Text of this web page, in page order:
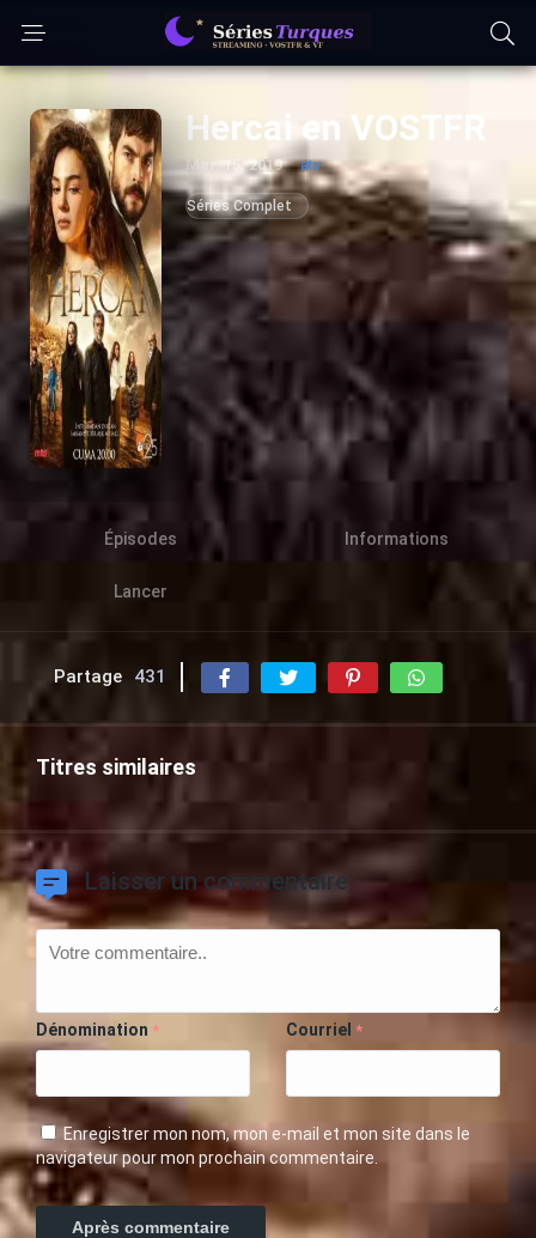
Hercai en VOSTFR
Mar. 15, 2019 atv
Séries Complet
Épisodes Informations
Lancer
Partage 431
Titres similaires
Laisser un commentaire
Dénomination * Courriel *
Enregistrer mon nom, mon e-mail et mon site dans le
navigateur pour mon prochain commentaire.